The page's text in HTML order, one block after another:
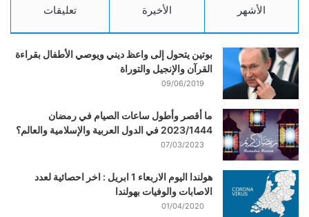
الأشهر الأخيرة تعليقات
بوتين يتحول إلى واعظ ديني ويوصي الأطفال بقراءة
القرآن والإنجيل والتوراة
09/06/2019
ما أقصر وأطول ساعات الصيام في رمضان
2023/1444 في الدول العربية والإسلامية والعالم؟
07/03/2023
هولندا اليوم الاربعاء 1 ابريل : اخر احصائية لعدد
الاصابات والوفيات بهولندا
01/04/2020